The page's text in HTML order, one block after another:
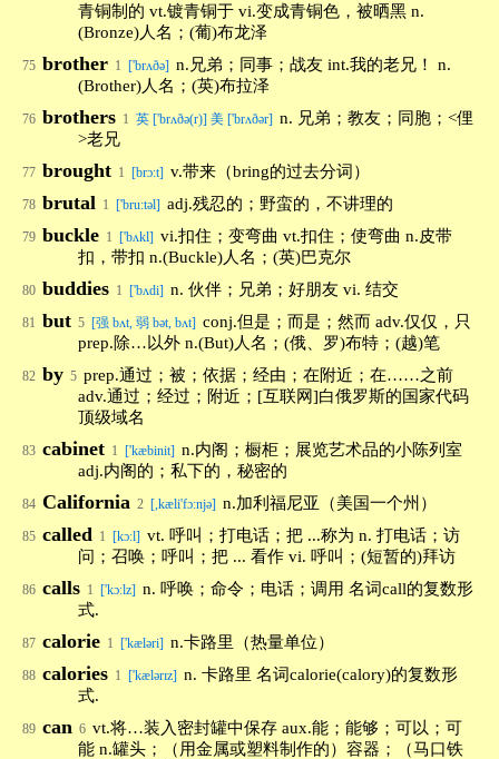
青铜制的 vt.镀青铜于 vi.变成青铜色，被晒黑 n.
(Bronze)人名；(葡)布龙泽
75 brother 1 ['brʌðə] n.兄弟；同事；战友 int.我的老兄！ n.
(Brother)人名；(英)布拉泽
76 brothers 1 英 ['brʌðə(r)] 美 ['brʌðər] n. 兄弟；教友；同胞；<俚
>老兄
77 brought 1 [brɔ:t] v.带来（bring的过去分词）
78 brutal 1 ['bru:təl] adj.残忍的；野蛮的，不讲理的
79 buckle 1 ['bʌkl] vi.扣住；变弯曲 vt.扣住；使弯曲 n.皮带
扣，带扣 n.(Buckle)人名；(英)巴克尔
80 buddies 1 ['bʌdi] n. 伙伴；兄弟；好朋友 vi. 结交
81 but 5 [强 bʌt, 弱 bət, bʌt] conj.但是；而是；然而 adv.仅仅，只
prep.除…以外 n.(But)人名；(俄、罗)布特；(越)笔
82 by 5 prep.通过；被；依据；经由；在附近；在……之前
adv.通过；经过；附近；[互联网]白俄罗斯的国家代码
顶级域名
83 cabinet 1 ['kæbinit] n.内阁；橱柜；展览艺术品的小陈列室
adj.内阁的；私下的，秘密的
84 California 2 [,kæli'fɔ:njə] n.加利福尼亚（美国一个州）
85 called 1 [kɔːl] vt. 呼叫；打电话；把 ...称为 n. 打电话；访
问；召唤；呼叫；把 ... 看作 vi. 呼叫；(短暂的)拜访
86 calls 1 ['kɔːlz] n. 呼唤；命令；电话；调用 名词call的复数形
式.
87 calorie 1 ['kæləri] n.卡路里（热量单位）
88 calories 1 ['kælərɪz] n. 卡路里 名词calorie(calory)的复数形
式.
89 can 6 vt.将…装入密封罐中保存 aux.能；能够；可以；可
能 n.罐头；（用金属或塑料制作的）容器；（马口铁